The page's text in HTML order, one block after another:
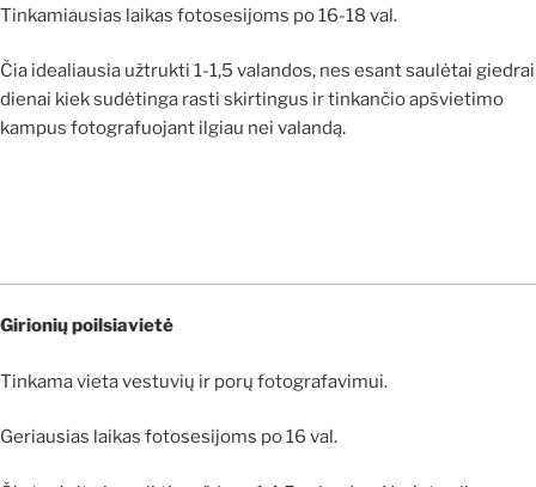
Tinkamiausias laikas fotosesijoms po 16-18 val.
Čia idealiausia užtrukti 1-1,5 valandos, nes esant saulėtai giedrai
dienai kiek sudėtinga rasti skirtingus ir tinkančio apšvietimo
kampus fotografuojant ilgiau nei valandą.
Girionių poilsiavietė
Tinkama vieta vestuvių ir porų fotografavimui.
Geriausias laikas fotosesijoms po 16 val.